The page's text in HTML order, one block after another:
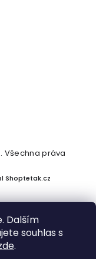
Dalším
souhlas s
.
. Všechna práva
Shoptetak.cz